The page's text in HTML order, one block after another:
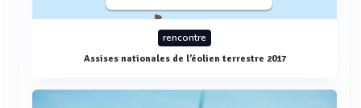
rencontre
Assises nationales de l’éolien terrestre 2017